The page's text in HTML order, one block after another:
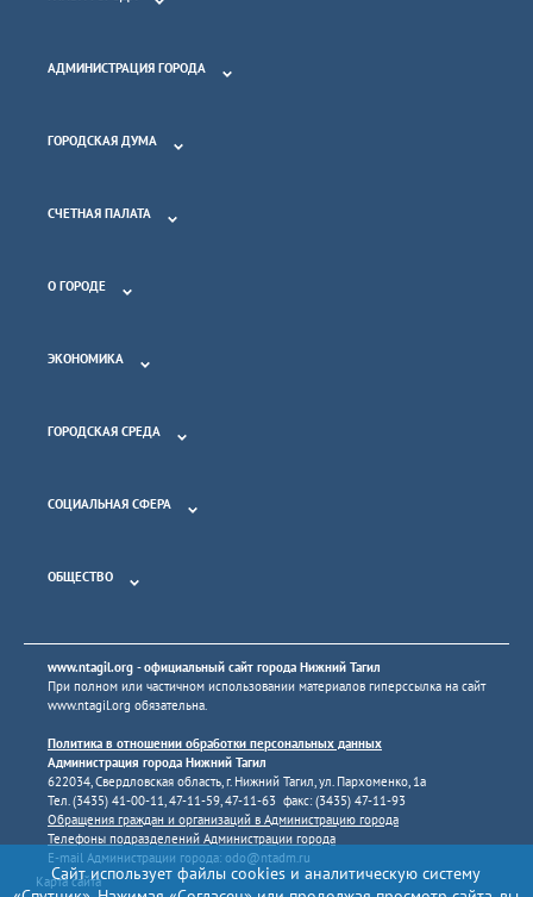
АДМИНИСТРАЦИЯ ГОРОДА
ГОРОДСКАЯ ДУМА
СЧЕТНАЯ ПАЛАТА
О ГОРОДЕ
ЭКОНОМИКА
ГОРОДСКАЯ СРЕДА
СОЦИАЛЬНАЯ СФЕРА
ОБЩЕСТВО
www.ntagil.org - официальный сайт города Нижний Тагил
При полном или частичном использовании материалов гиперссылка на сайт
www.ntagil.org обязательна.
Политика в отношении обработки персональных данных
Администрация города Нижний Тагил
622034, Свердловская область, г. Нижний Тагил, ул. Пархоменко, 1а
Тел. (3435) 41-00-11, 47-11-59, 47-11-63 факс: (3435) 47-11-93
Обращения граждан и организаций в Администрацию города
Телефоны подразделений Администрации города
E-mail Администрации города: odo@ntadm.ru
Карта сайта
Сайт использует файлы cookies и аналитическую систему